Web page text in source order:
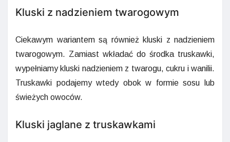
Kluski z nadzieniem twarogowym
Ciekawym wariantem są również kluski z nadzieniem
twarogowym. Zamiast wkładać do środka truskawki,
wypełniamy kluski nadzieniem z twarogu, cukru i wanilii.
Truskawki podajemy wtedy obok w formie sosu lub
świeżych owoców.
Kluski jaglane z truskawkami